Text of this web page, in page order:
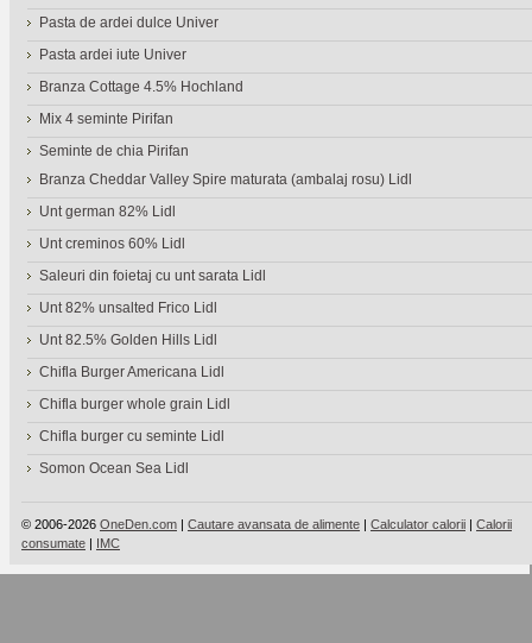
Pasta de ardei dulce Univer
Pasta ardei iute Univer
Branza Cottage 4.5% Hochland
Mix 4 seminte Pirifan
Seminte de chia Pirifan
Branza Cheddar Valley Spire maturata (ambalaj rosu) Lidl
Unt german 82% Lidl
Unt creminos 60% Lidl
Saleuri din foietaj cu unt sarata Lidl
Unt 82% unsalted Frico Lidl
Unt 82.5% Golden Hills Lidl
Chifla Burger Americana Lidl
Chifla burger whole grain Lidl
Chifla burger cu seminte Lidl
Somon Ocean Sea Lidl
© 2006-2026 OneDen.com | Cautare avansata de alimente | Calculator calorii | Calorii
consumate | IMC